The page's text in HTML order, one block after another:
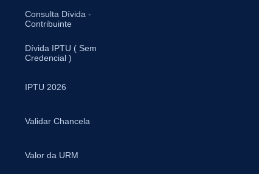
Consulta Dívida -
Contribuinte
Dívida IPTU ( Sem
Credencial )
IPTU 2026
Validar Chancela
Valor da URM